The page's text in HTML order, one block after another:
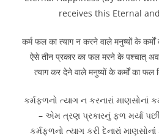
receives this Eternal
कर्म फल का त्याग न करने वाले मनुष्यों के
ऐसे तीन प्रकार का फल मरने के पश्चात्
त्याग कर देने वाले मनुष्यों के कर्मों का फल
કર્મફળનો ત્યાગ ન કરનારાં માણસોનાં
– એમ ત્રણ પ્રકારનું ફળ મર્યા
કર્મફળનો ત્યાગ કરી દેનારાં